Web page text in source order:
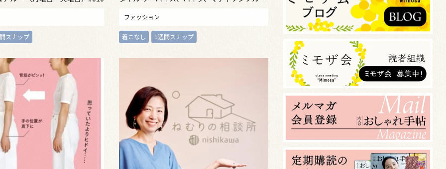
スナップ
鈴木 春 さん～
ファッション
着こなし 1週間スナップ